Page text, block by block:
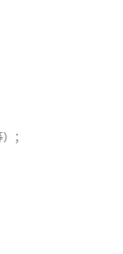
；